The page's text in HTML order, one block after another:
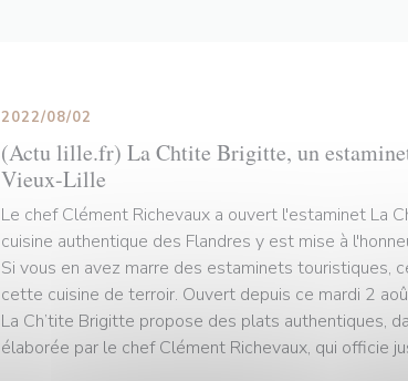
(Actu lille.fr) La Chtite Brigitte, un
Vieux-Lille
2022/08/02
Le chef Clément Richevaux a ouvert l'estaminet La
cuisine authentique des Flandres y est mise à
Si vous en avez marre des estaminets touristiques,
cette cuisine de terroir. Ouvert depuis ce mardi 2
La Ch’tite Brigitte propose des plats authentiques,
élaborée par le chef Clément Richevaux, qui officie